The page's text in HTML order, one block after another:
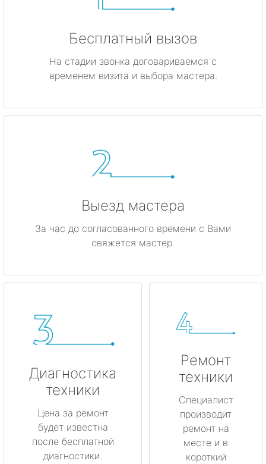
Бесплатный вызов
На стадии звонка договариваемся с
временем визита и выбора мастера.
Выезд мастера
За час до согласованного времени с Вами
свяжется мастер.
Диагностика
техники
Цена за ремонт
будет известна
после бесплатной
диагностики.
Ремонт
техники
Специалист
производит
ремонт на
месте и в
короткий